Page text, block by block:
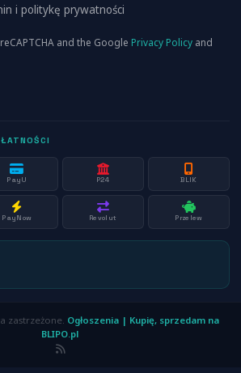
i politykę prywatności
and the Google Privacy Policy and
PayU P24 BLIK
PayNow Revolut Przelew
zastrzeżone. Ogłoszenia | Kupię, sprzedam na
BLIPO.pl